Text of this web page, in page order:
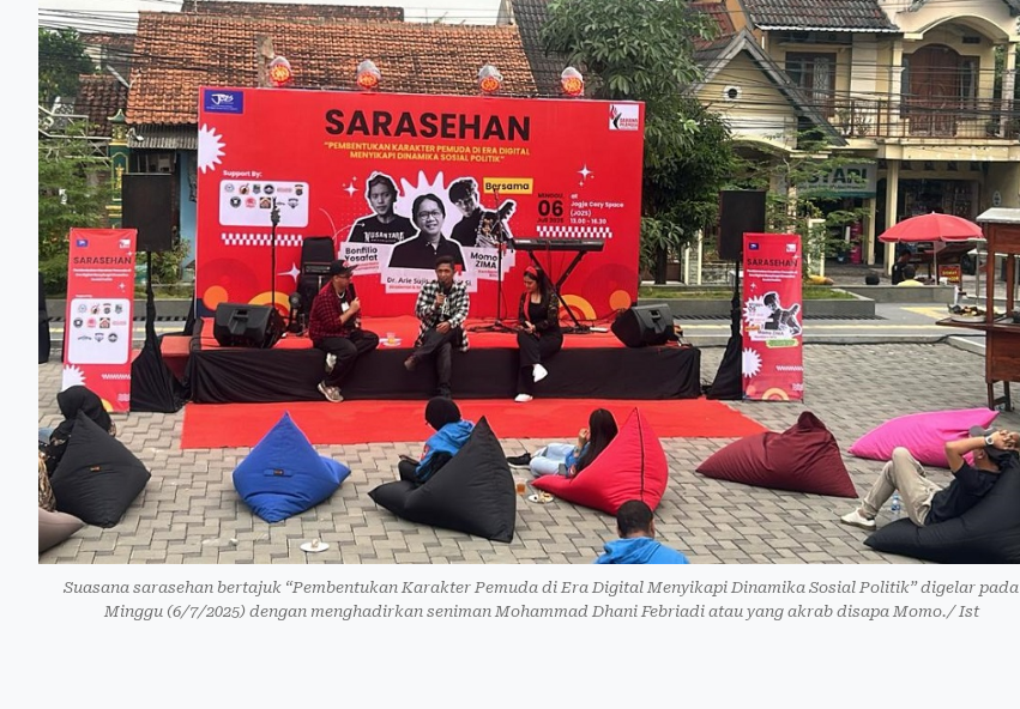
Suasana sarasehan bertajuk “Pembentukan Karakter Pemuda di Era Digital Menyikapi Dinamika Sosial Politik” digelar pada
Minggu (6/7/2025) dengan menghadirkan seniman Mohammad Dhani Febriadi atau yang akrab disapa Momo./ Ist